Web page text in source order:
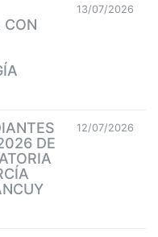
CON
13/07/2026
DE
12/07/2026